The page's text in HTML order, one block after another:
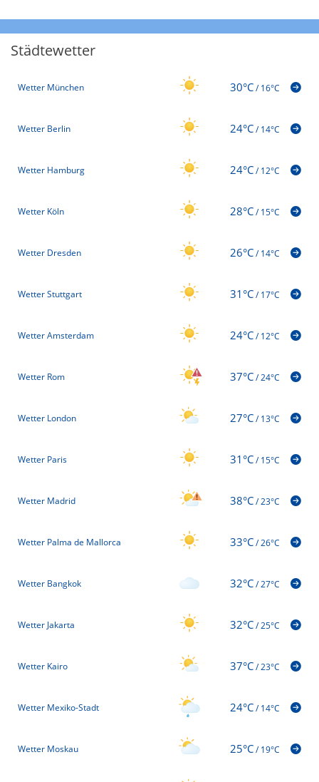
Städtewetter
Wetter München 30°C/16°C
Wetter Berlin 24°C/14°C
Wetter Hamburg 24°C/12°C
Wetter Köln 28°C/15°C
Wetter Dresden 26°C/14°C
Wetter Stuttgart 31°C/17°C
Wetter Amsterdam 24°C/12°C
Wetter Rom 37°C/24°C
Wetter London 27°C/13°C
Wetter Paris 31°C/15°C
Wetter Madrid 38°C/23°C
Wetter Palma de Mallorca 33°C/26°C
Wetter Bangkok 32°C/27°C
Wetter Jakarta 32°C/25°C
Wetter Kairo 37°C/23°C
Wetter Mexiko-Stadt 24°C/14°C
Wetter Moskau 25°C/19°C